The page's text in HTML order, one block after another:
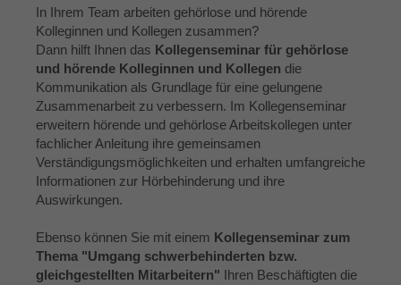
In Ihrem Team arbeiten gehörlose und hörende
Kolleginnen und Kollegen zusammen?
Dann hilft Ihnen das Kollegenseminar für gehörlose
und hörende Kolleginnen und Kollegen die
Kommunikation als Grundlage für eine gelungene
Zusammenarbeit zu verbessern. Im Kollegenseminar
erweitern hörende und gehörlose Arbeitskollegen unter
fachlicher Anleitung ihre gemeinsamen
Verständigungsmöglichkeiten und erhalten umfangreiche
Informationen zur Hörbehinderung und ihre
Auswirkungen.
Ebenso können Sie mit einem Kollegenseminar zum
Thema "Umgang schwerbehinderten bzw.
gleichgestellten Mitarbeitern" Ihren Beschäftigten die